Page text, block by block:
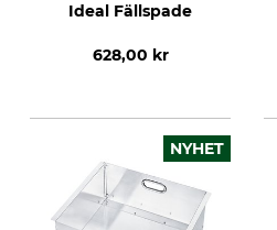
Ideal Fällspade
628,00 kr
NYHET